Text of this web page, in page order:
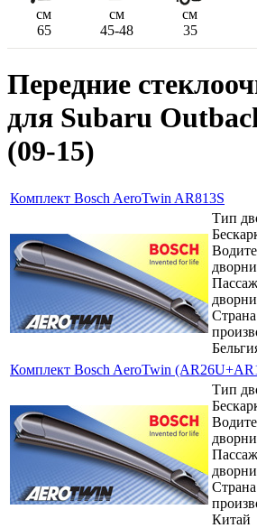
см см
см
65
45-48 35
Передние
для Subaru
(09-15)
Комплект Bosch AeroTwin AR813S
Тип
Страна
Комплект Bosch AeroTwin
Тип
Страна
Китай